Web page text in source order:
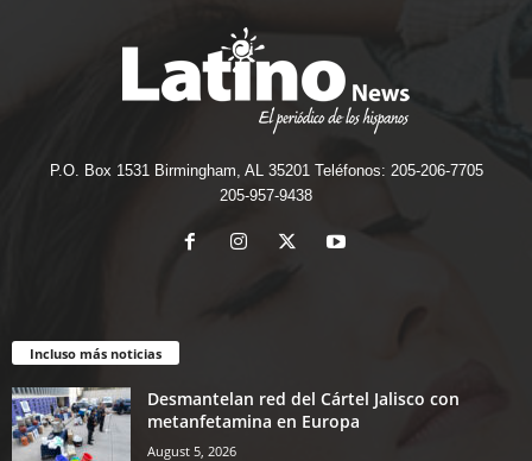
P.O. Box 1531 Birmingham, AL 35201 Teléfonos: 205-206-7705
205-957-9438
Incluso más noticias
Desmantelan red del Cártel Jalisco con
metanfetamina en Europa
August 5, 2026